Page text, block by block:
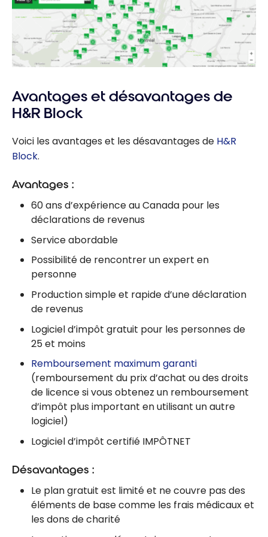
Avantages et désavantages de
H&R Block
Voici les avantages et les désavantages de H&R
Block.
Avantages :
60 ans d’expérience au Canada pour les
déclarations de revenus
Service abordable
Possibilité de rencontrer un expert en
personne
Production simple et rapide d’une déclaration
de revenus
Logiciel d’impôt gratuit pour les personnes de
25 et moins
Remboursement maximum garanti
(remboursement du prix d’achat ou des droits
de licence si vous obtenez un remboursement
d’impôt plus important en utilisant un autre
logiciel)
Logiciel d’impôt certifié IMPÔTNET
Désavantages :
Le plan gratuit est limité et ne couvre pas des
éléments de base comme les frais médicaux et
les dons de charité